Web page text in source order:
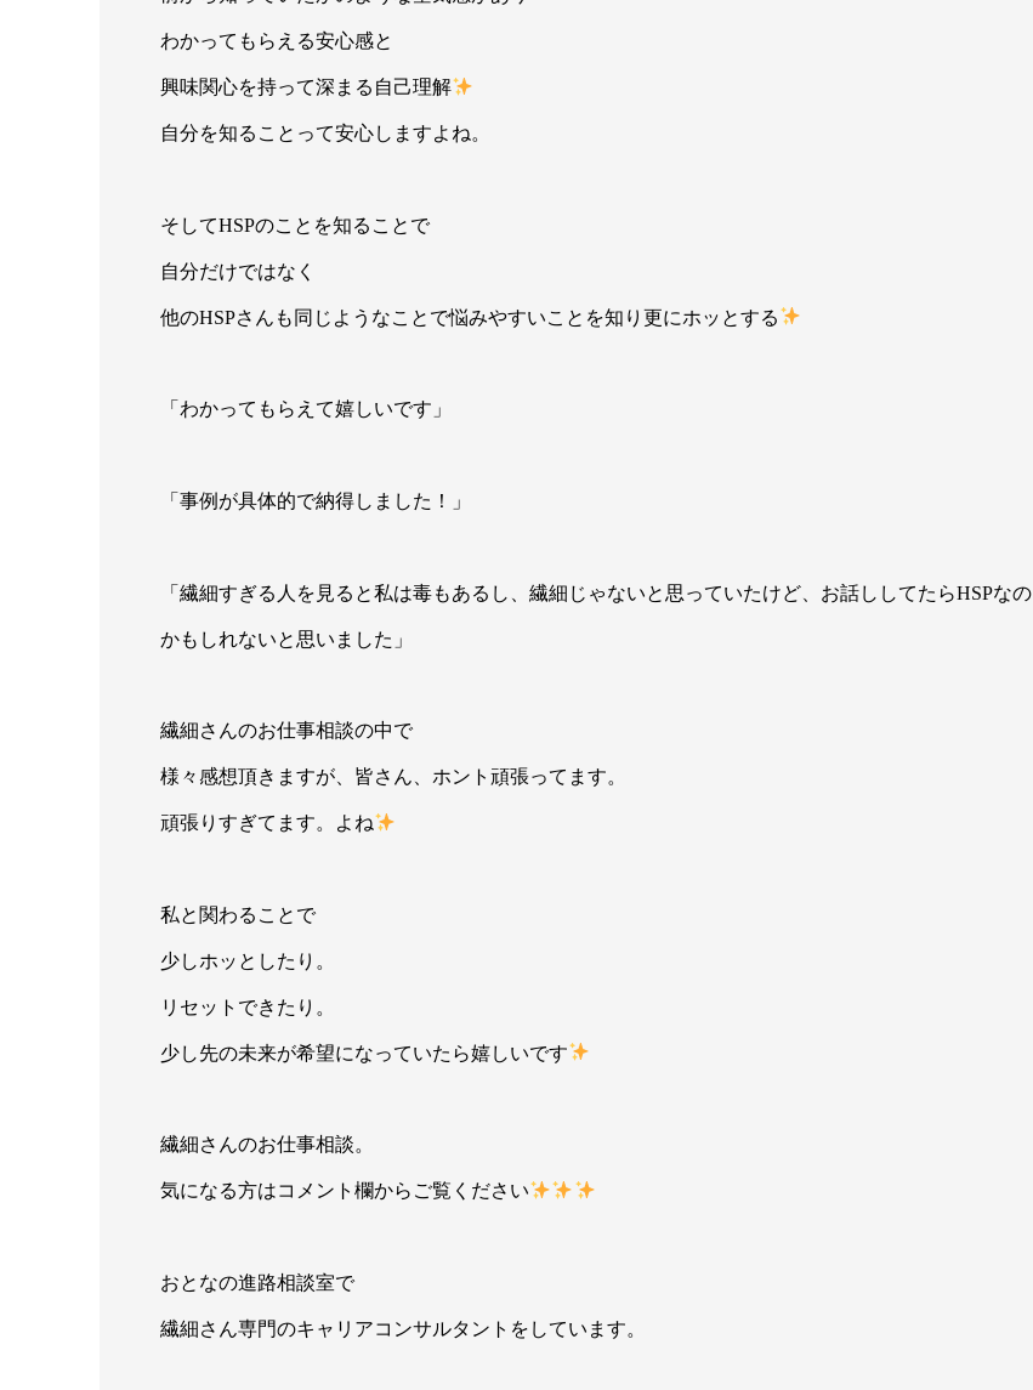
わかってもらえる安心感と
興味関心を持って深まる自己理解
自分を知ることって安心しますよね。
そしてHSPのことを知ることで
自分だけではなく
他のHSPさんも同じようなことで悩みやすいことを知り更にホッとする
「わかってもらえて嬉しいです」
「事例が具体的で納得しました！」
「繊細すぎる人を見ると私は毒もあるし、繊細じゃないと思っていたけど、お話ししてたらHSPなの
かもしれないと思いました」
繊細さんのお仕事相談の中で
様々感想頂きますが、皆さん、ホント頑張ってます。
頑張りすぎてます。よね
私と関わることで
少しホッとしたり。
リセットできたり。
少し先の未来が希望になっていたら嬉しいです
繊細さんのお仕事相談。
気になる方はコメント欄からご覧ください
おとなの進路相談室で
繊細さん専門のキャリアコンサルタントをしています。